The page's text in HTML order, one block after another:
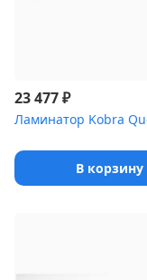
23 477₽
В корзину